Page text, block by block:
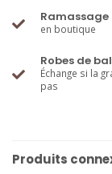
Ramassage
en boutique
Robes de
Échange si la
pas
Produits